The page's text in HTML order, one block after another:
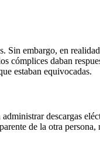
embargo, en
cómplices daban
estaban equivocadas.
descargas
de la otra persona,